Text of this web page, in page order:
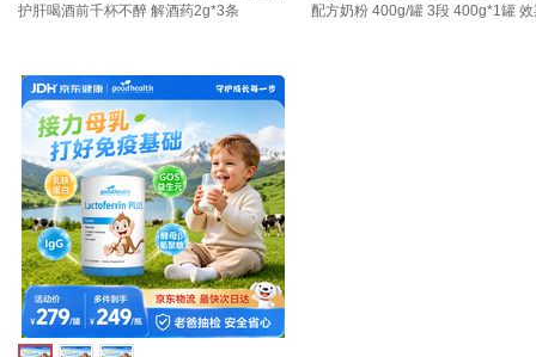
护肝喝酒前千杯不醉 解酒药2g*3条
配方奶粉 400g/罐 3段 400g*1罐